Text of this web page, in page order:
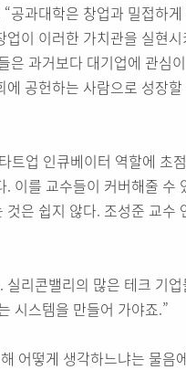
과대학은 창업과 밀접하
이 이러한 가치관을 실현
과거보다 대기업에 관심
공헌하는 사람으로 성장
트업 인큐베이터 역할에 초
이를 교수들이 커버해줄 수
은 쉽지 않다. 조성준 교수
리콘밸리의 많은 테크 기
시스템을 만들어 가야죠.”
어떻게 생각하느냐는 물음